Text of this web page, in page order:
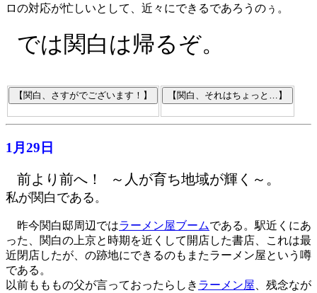
ロの対応が忙しいとして、近々にできるであろうのぅ。
では関白は帰るぞ。
1月29日
前より前へ！ ～人が育ち地域が輝く～。
私が関白である 。
昨今関白邸周辺ではラーメン屋ブームである。駅近くにあ
った、関白の上京と時期を近くして開店した書店、これは最
近閉店したが、の跡地にできるのもまたラーメン屋という噂
である。
以前もももの父が言っておったらしき ラーメン屋 、残念なが